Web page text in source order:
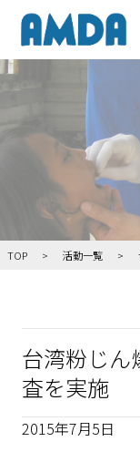
TOP 活動一覧
台湾粉じん
査を実施
2015年7月5日